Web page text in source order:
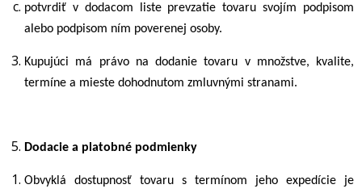
potvrdiť v dodacom liste prevzatie tovaru svojím podpisom
alebo podpisom ním poverenej osoby.
Kupujúci má právo na dodanie tovaru v množstve, kvalite,
termíne a mieste dohodnutom zmluvnými stranami.
Dodacie a platobné podmienky
Obvyklá dostupnosť tovaru s termínom jeho expedície je